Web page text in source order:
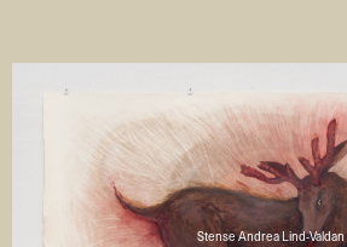
Stense Andrea Lind-Valdan